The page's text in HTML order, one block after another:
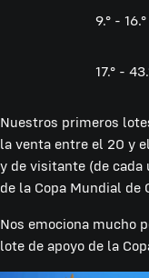
9.° - 16.°
17.° -
Nuestros primeros
la venta entre el 20 y
y de visitante (de cada
de la Copa Mundial de
Nos emociona mucho
lote de apoyo de la